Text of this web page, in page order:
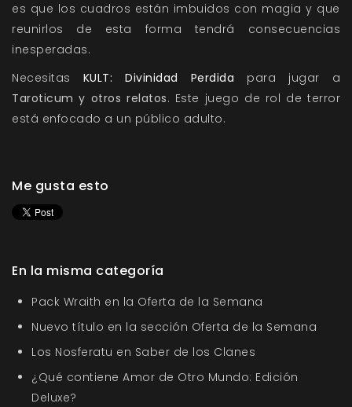
es que los cuadros están imbuidos con magia y que
reunirlos de esta forma tendrá consecuencias
inesperadas.
Necesitas KULT: Divinidad Perdida para jugar a
Taroticum y otros relatos. Este juego de rol de terror
está enfocado a un público adulto.
Me gusta esto
En la misma categoría
Pack Wraith en la Oferta de la Semana
Nuevo título en la sección Oferta de la Semana
Los Nosferatu en Saber de los Clanes
¿Qué contiene Amor de Otro Mundo: Edición
Deluxe?